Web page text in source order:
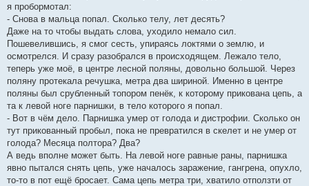
я пробормотал:
- Снова в мальца попал. Сколько телу, лет десять?
Даже на то чтобы выдать слова, уходило немало сил.
Пошевелившись, я смог сесть, упираясь локтями о землю, и
осмотрелся. И сразу разобрался в происходящем. Лежало тело,
теперь уже моё, в центре лесной поляны, довольно большой. Через
поляну протекала речушка, метра два шириной. Именно в центре
поляны был срубленный топором пенёк, к которому прикована цепь, а
та к левой ноге парнишки, в тело которого я попал.
- Вот в чём дело. Парнишка умер от голода и дистрофии. Сколько он
тут прикованный пробыл, пока не превратился в скелет и не умер от
голода? Месяца полтора? Два?
А ведь вполне может быть. На левой ноге равные раны, парнишка
явно пытался снять цепь, уже началось заражение, гангрена, опухло,
то-то в пот ещё бросает. Сама цепь метра три, хватило отползти от